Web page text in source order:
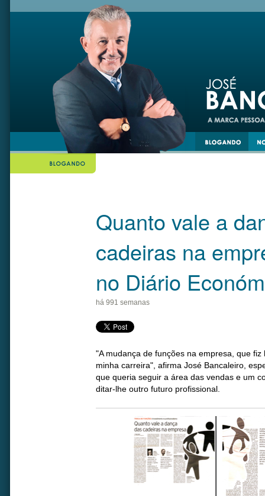
Quanto vale a
cadeiras na
no Diário
há 991 semanas
"A mudança de funções na empresa, que
minha carreira", afirma José Bancaleiro,
que queria seguir a área das vendas e um
ditar-lhe outro futuro profissional.